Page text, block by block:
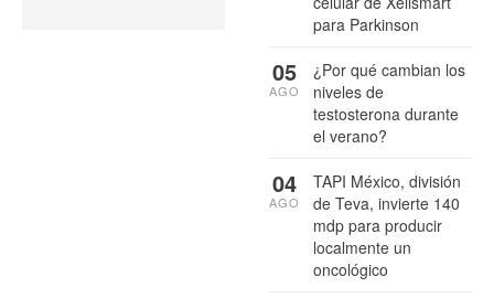
para Parkinson
¿Por qué cambian los
niveles de
testosterona durante
el verano?
05
AGO
TAPI México, división
de Teva, invierte 140
mdp para producir
localmente un
oncológico
04
AGO